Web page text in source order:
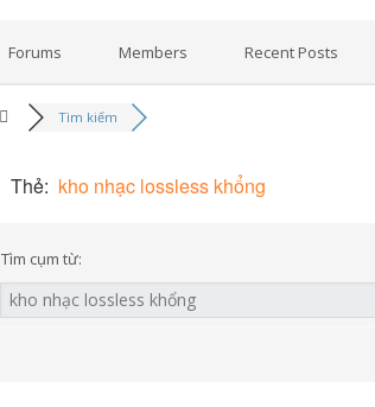
Forums Members Recent Posts
Tìm kiếm
Thẻ: kho nhạc lossless khổng
Tìm cụm từ: